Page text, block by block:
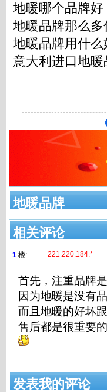
地暖哪个品牌
地暖品牌那么
地暖品牌用什
意大利进口地
地暖品牌
相关评论
1 楼: 221.220.184.*
首先，注重品牌
因为地暖是没有
而且地暖的好坏
售后都是很重要的
发表我的评论